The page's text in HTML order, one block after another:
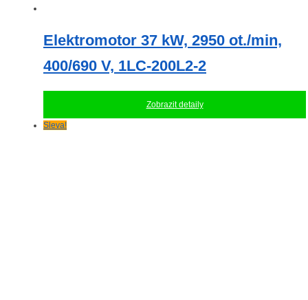
Elektromotor 37 kW, 2950 ot./min,
400/690 V, 1LC-200L2-2
Zobrazit detaily
Sleva!